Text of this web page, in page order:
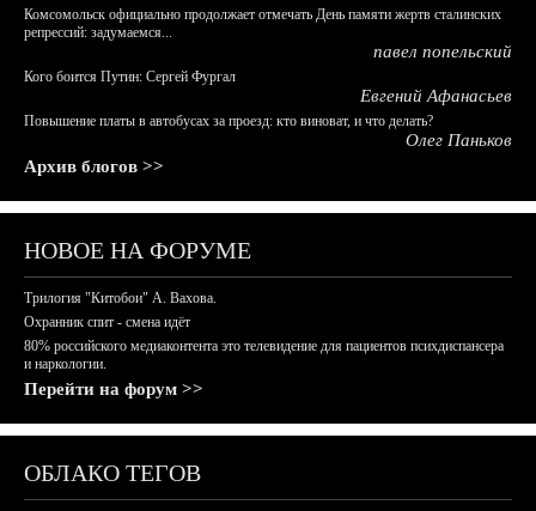
Комсомольск официально продолжает отмечать День памяти жертв сталинских
репрессий: задумаемся...
павел попельский
Кого боится Путин: Сергей Фургал
Евгений Афанасьев
Повышение платы в автобусах за проезд: кто виноват, и что делать?
Олег Паньков
Архив блогов >>
НОВОЕ НА ФОРУМЕ
Трилогия "Китобои" А. Вахова.
Охранник спит - смена идёт
80% российского медиаконтента это телевидение для пациентов психдиспансера
и наркологии.
Перейти на форум >>
ОБЛАКО ТЕГОВ